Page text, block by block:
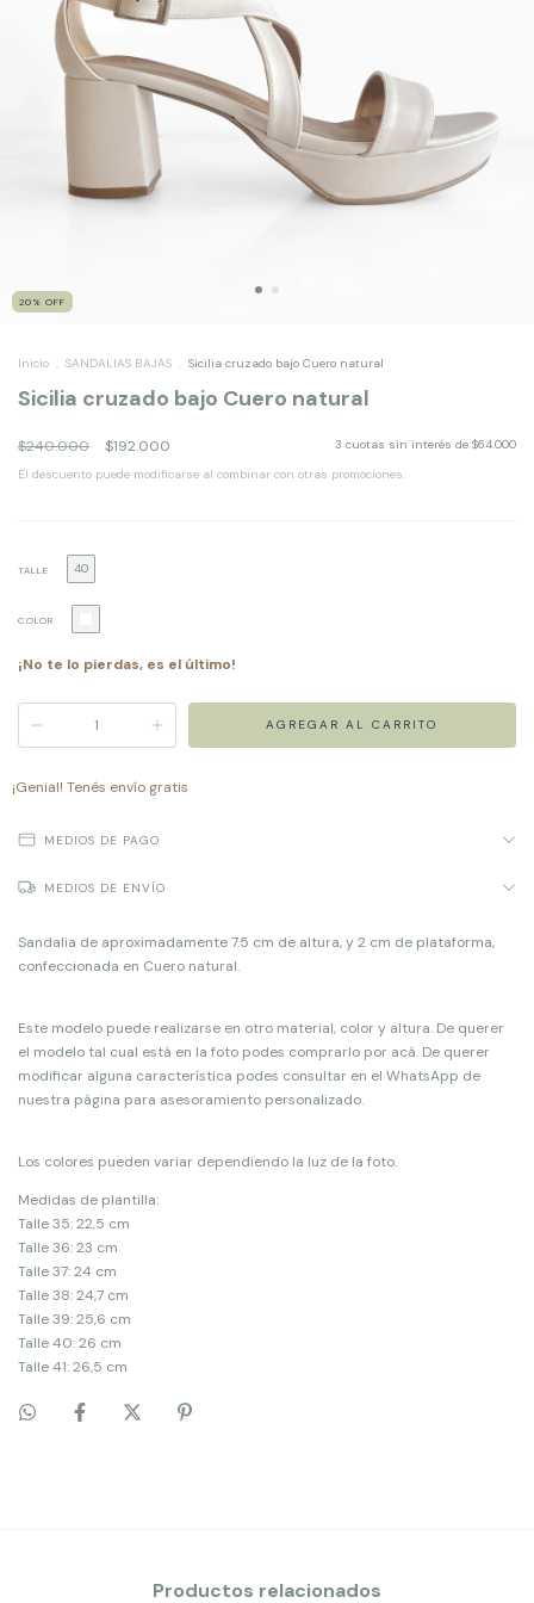
20 % OFF
Inicio . SANDALIAS BAJAS . Sicilia cruzado bajo Cuero natural
Sicilia cruzado bajo Cuero natural
$240.000 $192.000 3 cuotas sin interés de $64.000
El descuento puede modificarse al combinar con otras promociones.
TALLE 40
COLOR
¡No te lo pierdas, es el último!
¡Genial! Tenés envío gratis
MEDIOS DE PAGO
MEDIOS DE ENVÍO
Sandalia de aproximadamente 7.5 cm de altura, y 2 cm de plataforma,
confeccionada en Cuero natural.
Este modelo puede realizarse en otro material, color y altura. De querer
el modelo tal cual está en la foto podes comprarlo por acá. De querer
modificar alguna característica podes consultar en el WhatsApp de
nuestra página para asesoramiento personalizado.
Los colores pueden variar dependiendo la luz de la foto.
Medidas de plantilla:
Talle 35: 22,5 cm
Talle 36: 23 cm
Talle 37: 24 cm
Talle 38: 24,7 cm
Talle 39: 25,6 cm
Talle 40: 26 cm
Talle 41: 26,5 cm
Productos relacionados